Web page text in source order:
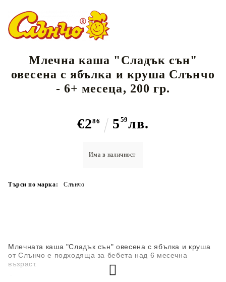
Млечна каша "Сладък сън"
овесена с ябълка и круша Слънчо
- 6+ месеца, 200 гр.
€286 5 59лв.
Има в наличност
Млечната каша "Сладък сън" овесена с ябълка и круша
от Слънчо е подходяща за бебета над 6 месечна
възраст.
Търси по марка: Слънчо